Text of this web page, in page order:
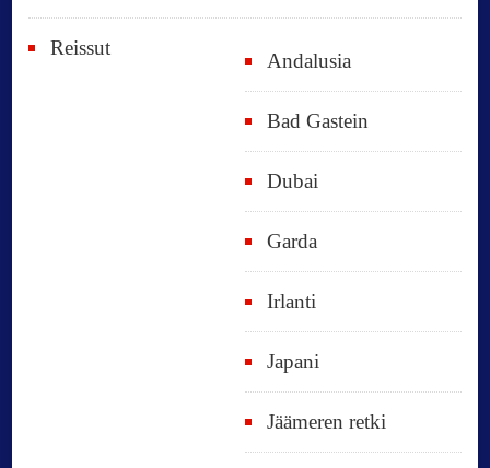
Reissut
Andalusia
Bad Gastein
Dubai
Garda
Irlanti
Japani
Jäämeren retki